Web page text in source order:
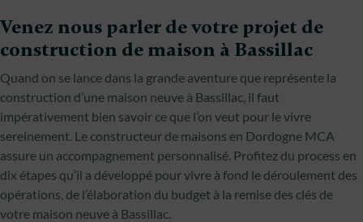
Venez nous parler de votre projet de
construction de maison à Bassillac
Quand on se lance dans la grande aventure que représente la
construction d’une maison neuve à Bassillac, il faut
impérativement bien savoir ce que l’on veut pour le vivre
sereinement. Le constructeur de maisons en Dordogne MCA
assure un accompagnement personnalisé. Profitez du process en
dix étapes qu’il a développé pour vivre à fond le déroulement des
opérations, de l’élaboration du budget à la remise des clés de
votre maison neuve à Bassillac.